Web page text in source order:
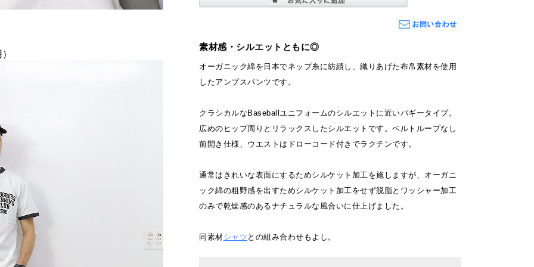
素材感・シルエットともに◎
オーガニック綿を日本でネップ糸に紡績し、織りあげた布帛素材を使用
したアンプスパンツです。
クラシカルなBaseballユニフォームのシルエットに近いバギータイプ。
広めのヒップ周りとリラックスしたシルエットです。ベルトループなし
前開き仕様、ウエストはドローコード付きでラクチンです。
通常はきれいな表面にするためシルケット加工を施しますが、オーガニ
ック綿の粗野感を出すためシルケット加工をせず脱脂とワッシャー加工
のみで乾燥感のあるナチュラルな風合いに仕上げました。
同素材シャツ との組み合わせもよし。